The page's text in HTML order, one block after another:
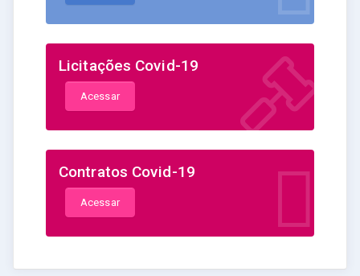
Licitações Covid-19
Acessar
Contratos Covid-19
Acessar